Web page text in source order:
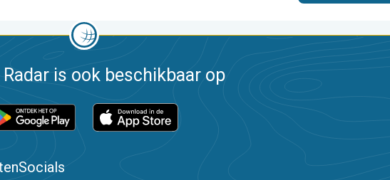
Radar is ook beschikbaar op
Socials